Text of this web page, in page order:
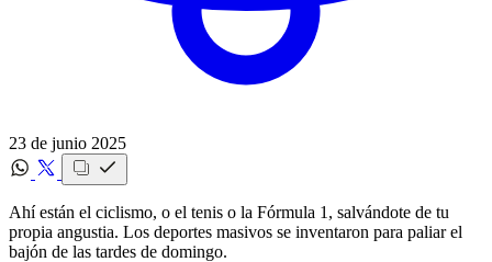
23 de junio 2025
Ahí están el ciclismo, o el tenis o la Fórmula 1, salvándote de tu
propia angustia. Los deportes masivos se inventaron para paliar el
bajón de las tardes de domingo.